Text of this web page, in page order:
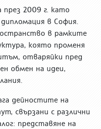
през 2009 г. като
в София.
в рамките
която променя
отваряйки пред
обмен на идеи,
дейностите на
свързани с различни
представяне на